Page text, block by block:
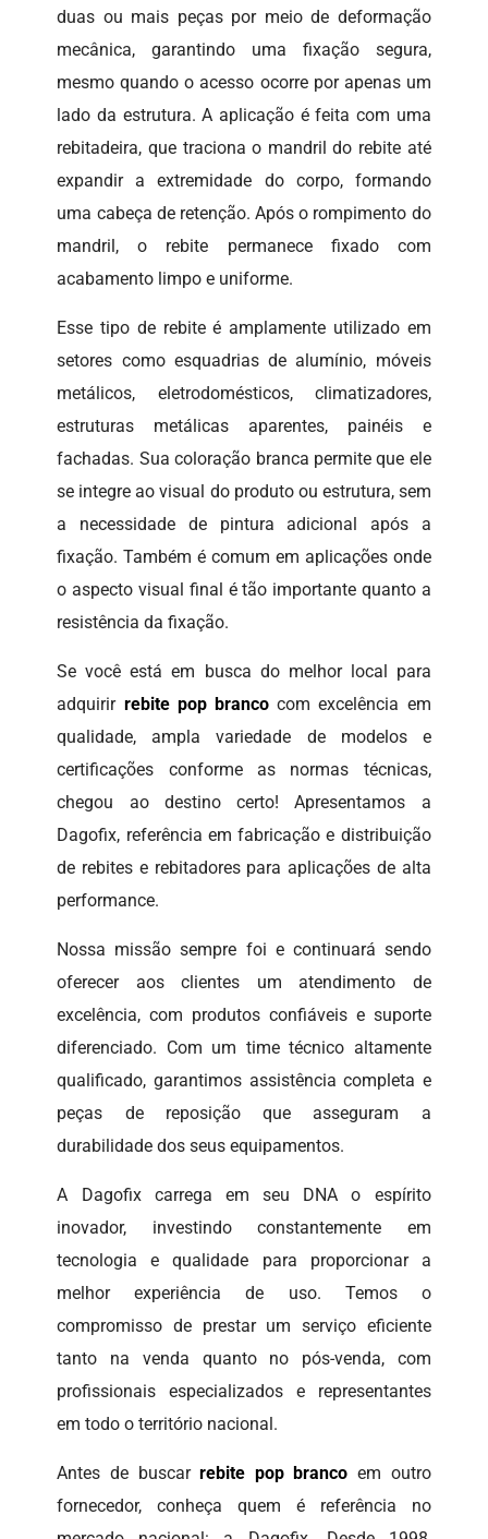
duas ou mais peças por meio de deformação
mecânica, garantindo uma fixação segura,
mesmo quando o acesso ocorre por apenas um
lado da estrutura. A aplicação é feita com uma
rebitadeira, que traciona o mandril do rebite até
expandir a extremidade do corpo, formando
uma cabeça de retenção. Após o rompimento do
mandril, o rebite permanece fixado com
acabamento limpo e uniforme.
Esse tipo de rebite é amplamente utilizado em
setores como esquadrias de alumínio, móveis
metálicos, eletrodomésticos, climatizadores,
estruturas metálicas aparentes, painéis e
fachadas. Sua coloração branca permite que ele
se integre ao visual do produto ou estrutura, sem
a necessidade de pintura adicional após a
fixação. Também é comum em aplicações onde
o aspecto visual final é tão importante quanto a
resistência da fixação.
Se você está em busca do melhor local para
adquirir rebite pop brancocom excelência em
qualidade, ampla variedade de modelos e
certificações conforme as normas técnicas,
chegou ao destino certo! Apresentamos a
Dagofix, referência em fabricação e distribuição
de rebites e rebitadores para aplicações de alta
performance.
Nossa missão sempre foi e continuará sendo
oferecer aos clientes um atendimento de
excelência, com produtos confiáveis e suporte
diferenciado. Com um time técnico altamente
qualificado, garantimos assistência completa e
peças de reposição que asseguram a
durabilidade dos seus equipamentos.
A Dagofix carrega em seu DNA o espírito
inovador, investindo constantemente em
tecnologia e qualidade para proporcionar a
melhor experiência de uso. Temos o
compromisso de prestar um serviço eficiente
tanto na venda quanto no pós-venda, com
profissionais especializados e representantes
em todo o território nacional.
Antes de buscarrebite pop branco em outro
fornecedor, conheça quem é referência no